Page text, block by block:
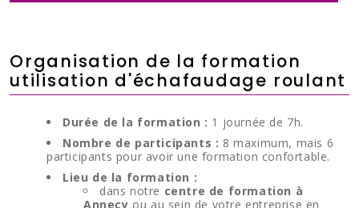
Organisation de la formation
utilisation d'échafaudage roulant
Durée de la formation : 1 journée de 7h.
Nombre de participants : 8 maximum, mais 6
participants pour avoir une formation confortable.
Lieu de la formation :
dans notre centre de formation à
Annecy ou au sein de votre entreprise en